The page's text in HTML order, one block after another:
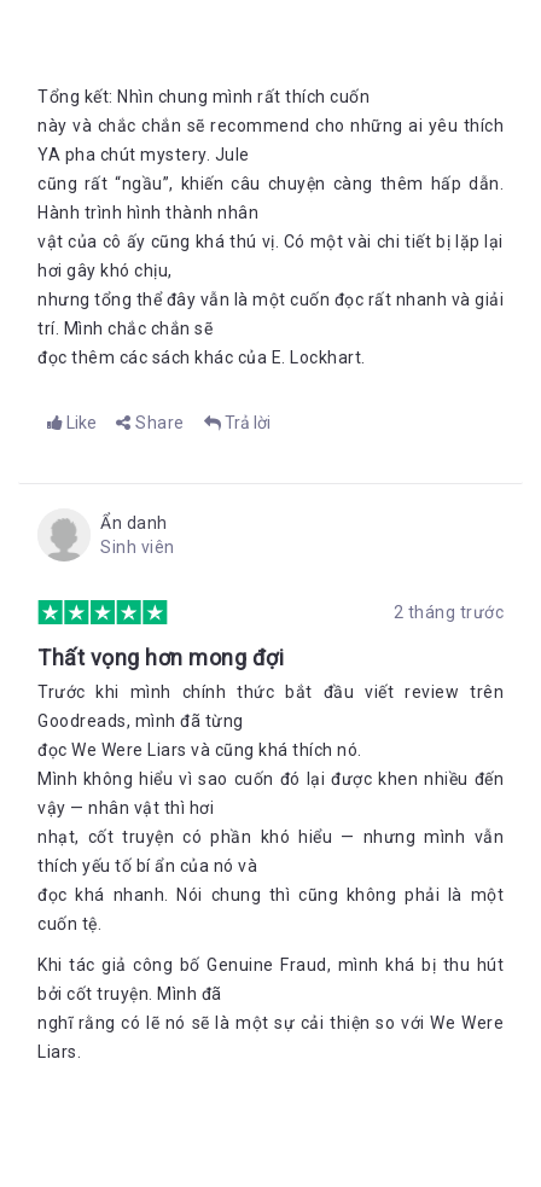
Tổng kết: Nhìn chung mình rất thích cuốn
này và chắc chắn sẽ recommend cho những ai yêu thích
YA pha chút mystery. Jule
cũng rất “ngầu”, khiến câu chuyện càng thêm hấp dẫn.
Hành trình hình thành nhân
vật của cô ấy cũng khá thú vị. Có một vài chi tiết bị lặp lại
hơi gây khó chịu,
nhưng tổng thể đây vẫn là một cuốn đọc rất nhanh và giải
trí. Mình chắc chắn sẽ
đọc thêm các sách khác của E. Lockhart.
Like Share Trả lời
Ẩn danh
Sinh viên
2 tháng trước
Thất vọng hơn mong đợi
Trước khi mình chính thức bắt đầu viết review trên
Goodreads, mình đã từng
đọc We Were Liars và cũng khá thích nó.
Mình không hiểu vì sao cuốn đó lại được khen nhiều đến
vậy — nhân vật thì hơi
nhạt, cốt truyện có phần khó hiểu — nhưng mình vẫn
thích yếu tố bí ẩn của nó và
đọc khá nhanh. Nói chung thì cũng không phải là một
cuốn tệ.
Khi tác giả công bố Genuine Fraud, mình khá bị thu hút
bởi cốt truyện. Mình đã
nghĩ rằng có lẽ nó sẽ là một sự cải thiện so với We Were
Liars.